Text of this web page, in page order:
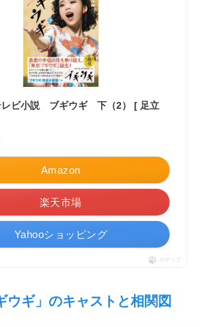
レビ小説 ブギウギ 下（2） [ 足立
Amazon
楽天市場
Yahooショッピング
ポチップ
ウギ」のキャストと相関図